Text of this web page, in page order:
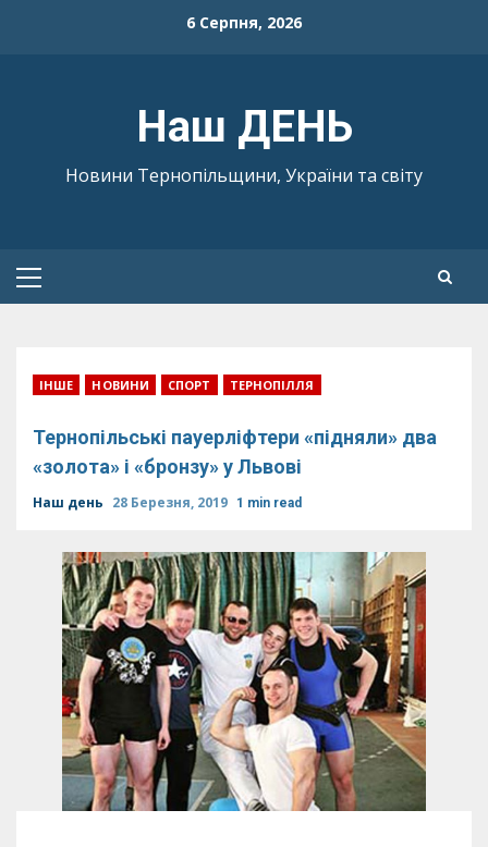
6 Серпня, 2026
Наш ДЕНЬ
Новини Тернопільщини, України та світу
Primary
ІНШЕ НОВИНИ СПОРТ ТЕРНОПІЛЛЯ
Тернопільські пауерліфтери «підняли» два
«золота» і «бронзу» у Львові
Наш день 28 Березня, 2019 1 min read